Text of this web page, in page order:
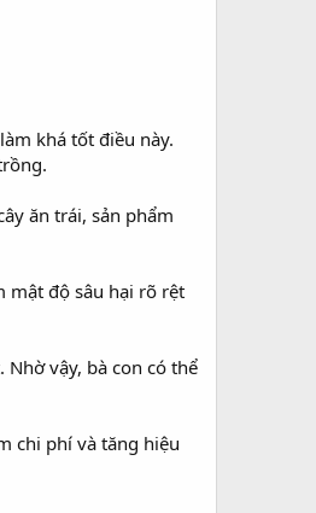
khá tốt điều này.
ăn trái, sản phẩm
mật độ sâu hại rõ rệt
vậy, bà con có thể
chi phí và tăng hiệu